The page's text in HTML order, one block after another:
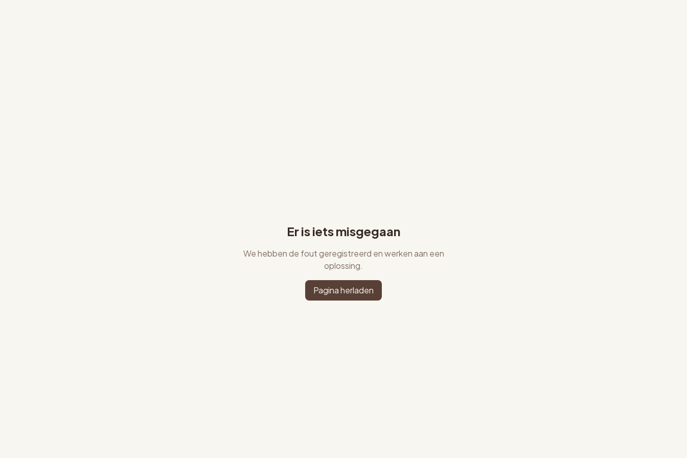
Er is iets misgegaan
We hebben de fout geregistreerd en werken aan een
oplossing.
Pagina herladen